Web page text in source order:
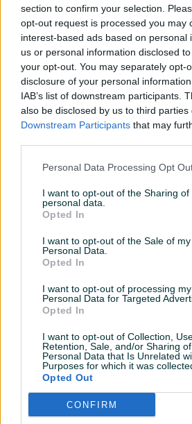
section to confirm your selection.
opt-out request is processed you may
interest-based ads based on personal
us or personal information disclosed
your opt-out. You may separately opt-
disclosure of your personal
IAB’s list of downstream participants.
also be disclosed by us to third parties
Downstream Participants that may
Personal Data Processing Opt
I want to opt-out of the Sharing of
personal data.
Opted In
I want to opt-out of the Sale of my
Personal Data.
Opted In
I want to opt-out of processing my
Personal Data for Targeted
Opted In
I want to opt-out of Collection,
Retention, Sale, and/or Sharing
Personal Data that Is Unrelated
Purposes for which it was
Opted Out
CONFIRM
Lokacija nekretnine
Detaljni opis
EOS Matrix nekretnine prodaju
objekat u Kozarsko Dubici